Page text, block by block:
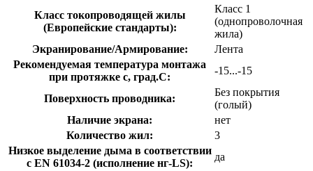
Класс токопроводящей жилы
(Европейские стандарты):
Класс 1
(однопроволочная
жила)
Экранирование/Армирование:
Лента
Рекомендуемая температура монтажа
при протяжке с, град.C:
-15...-15
Поверхность проводника:
Без покрытия
(голый)
Наличие экрана:
нет
Количество жил:
3
Низкое выделение дыма в соответствии
с EN 61034-2 (исполнение нг-LS):
да